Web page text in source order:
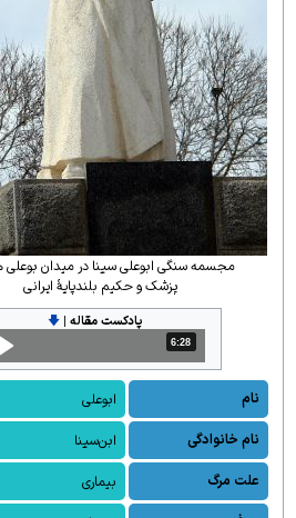
مجسمه سنگی ابوعلی سینا در میدان بوعلی
پزشک و حکیم بلندپایهٔ ایرانی
پادکست مقاله |
🡇
مدت: 6 دقیقه و 28 ثانیه
6:28
نام ابوعلی
نام خانوادگی ابن‌سینا
علت مرگ بیماری